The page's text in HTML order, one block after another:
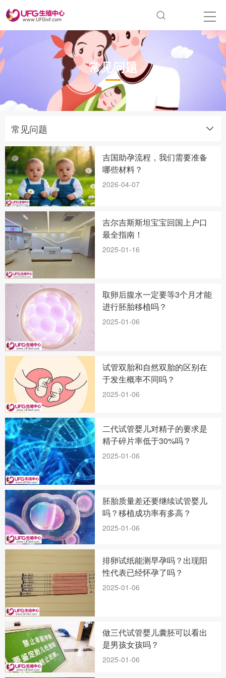
常见问题
常见问题
吉国助孕流程，我们需要准备
哪些材料？
2026-04-07
吉尔吉斯斯坦宝宝回国上户口
最全指南！
2025-01-16
取卵后腹水一定要等3个月才能
进行胚胎移植吗？
2025-01-06
试管双胎和自然双胎的区别在
于发生概率不同吗？
2025-01-06
二代试管婴儿对精子的要求是
精子碎片率低于30%吗？
2025-01-06
胚胎质量差还要继续试管婴儿
吗？移植成功率有多高？
2025-01-06
排卵试纸能测早孕吗？出现阳
性代表已经怀孕了吗？
2025-01-06
做三代试管婴儿囊胚可以看出
是男孩女孩吗？
2025-01-06